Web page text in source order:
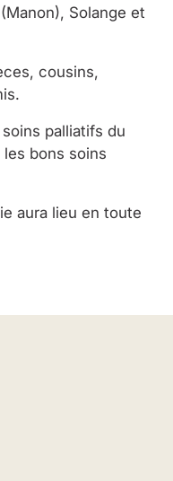
Solange et
cousins,
palliatifs du
les bons soins
aura lieu en toute